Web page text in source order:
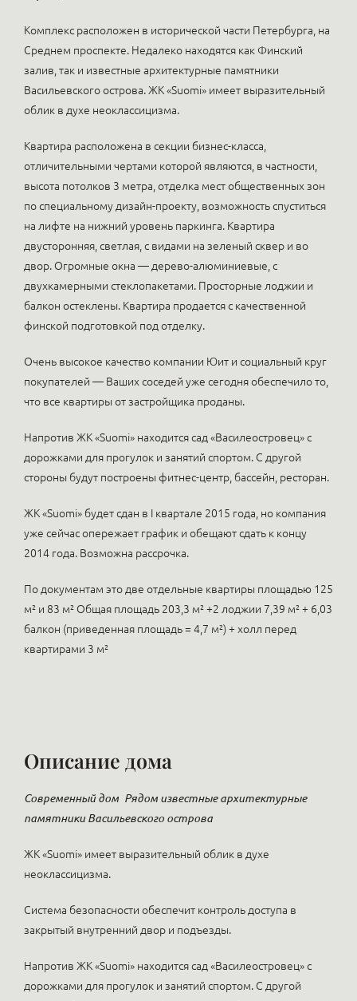
Комплекс расположен в исторической части Петербурга, на
Среднем проспекте. Недалеко находятся как Финский
залив, так и известные архитектурные памятники
Васильевского острова. ЖК «Suomi» имеет выразительный
облик в духе неоклассицизма.
Квартира расположена в секции бизнес-класса,
отличительными чертами которой являются, в частности,
высота потолков 3 метра, отделка мест общественных зон
по специальному дизайн-проекту, возможность спуститься
на лифте на нижний уровень паркинга. Квартира
двусторонняя, светлая, с видами на зеленый сквер и во
двор. Огромные окна — дерево-алюминиевые, с
двухкамерными стеклопакетами. Просторные лоджии и
балкон остеклены. Квартира продается с качественной
финской подготовкой под отделку.
Очень высокое качество компании Юит и социальный круг
покупателей — Ваших соседей уже сегодня обеспечило то,
что все квартиры от застройщика проданы.
Напротив ЖК «Suomi» находится сад «Василеостровец» с
дорожками для прогулок и занятий спортом. С другой
стороны будут построены фитнес-центр, бассейн, ресторан.
ЖК «Suomi» будет сдан в I квартале 2015 года, но компания
уже сейчас опережает график и обещают сдать к концу
2014 года. Возможна рассрочка.
По документам это две отдельные квартиры площадью 125
м² и 83 м² Общая площадь 203,3 м² +2 лоджии 7,39 м² + 6,03
балкон (приведенная площадь = 4,7 м²) + холл перед
квартирами 3 м²
Описание дома
Современный дом Рядом известные архитектурные
памятники Васильевского острова
ЖК «Suomi» имеет выразительный облик в духе
неоклассицизма.
Система безопасности обеспечит контроль доступа в
закрытый внутренний двор и подъезды.
Напротив ЖК «Suomi» находится сад «Василеостровец» с
дорожками для прогулок и занятий спортом. С другой